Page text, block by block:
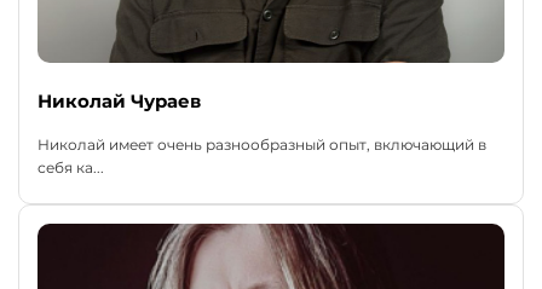
Николай Чураев
Николай имеет очень разнообразный опыт, включающий в
себя ка...